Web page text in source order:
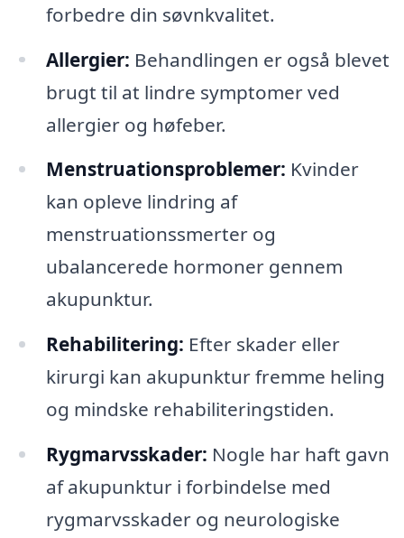
forbedre din søvnkvalitet.
Allergier: Behandlingen er også blevet
brugt til at lindre symptomer ved
allergier og høfeber.
Menstruationsproblemer: Kvinder
kan opleve lindring af
menstruationssmerter og
ubalancerede hormoner gennem
akupunktur.
Rehabilitering: Efter skader eller
kirurgi kan akupunktur fremme heling
og mindske rehabiliteringstiden.
Rygmarvsskader: Nogle har haft gavn
af akupunktur i forbindelse med
rygmarvsskader og neurologiske